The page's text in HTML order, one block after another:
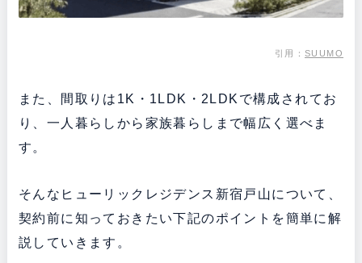
引用：SUUMO
また、間取りは1K・1LDK・2LDKで構成されてお
り、一人暮らしから家族暮らしまで幅広く選べま
す。
そんなヒューリックレジデンス新宿戸山について、
契約前に知っておきたい下記のポイントを簡単に解
説していきます。